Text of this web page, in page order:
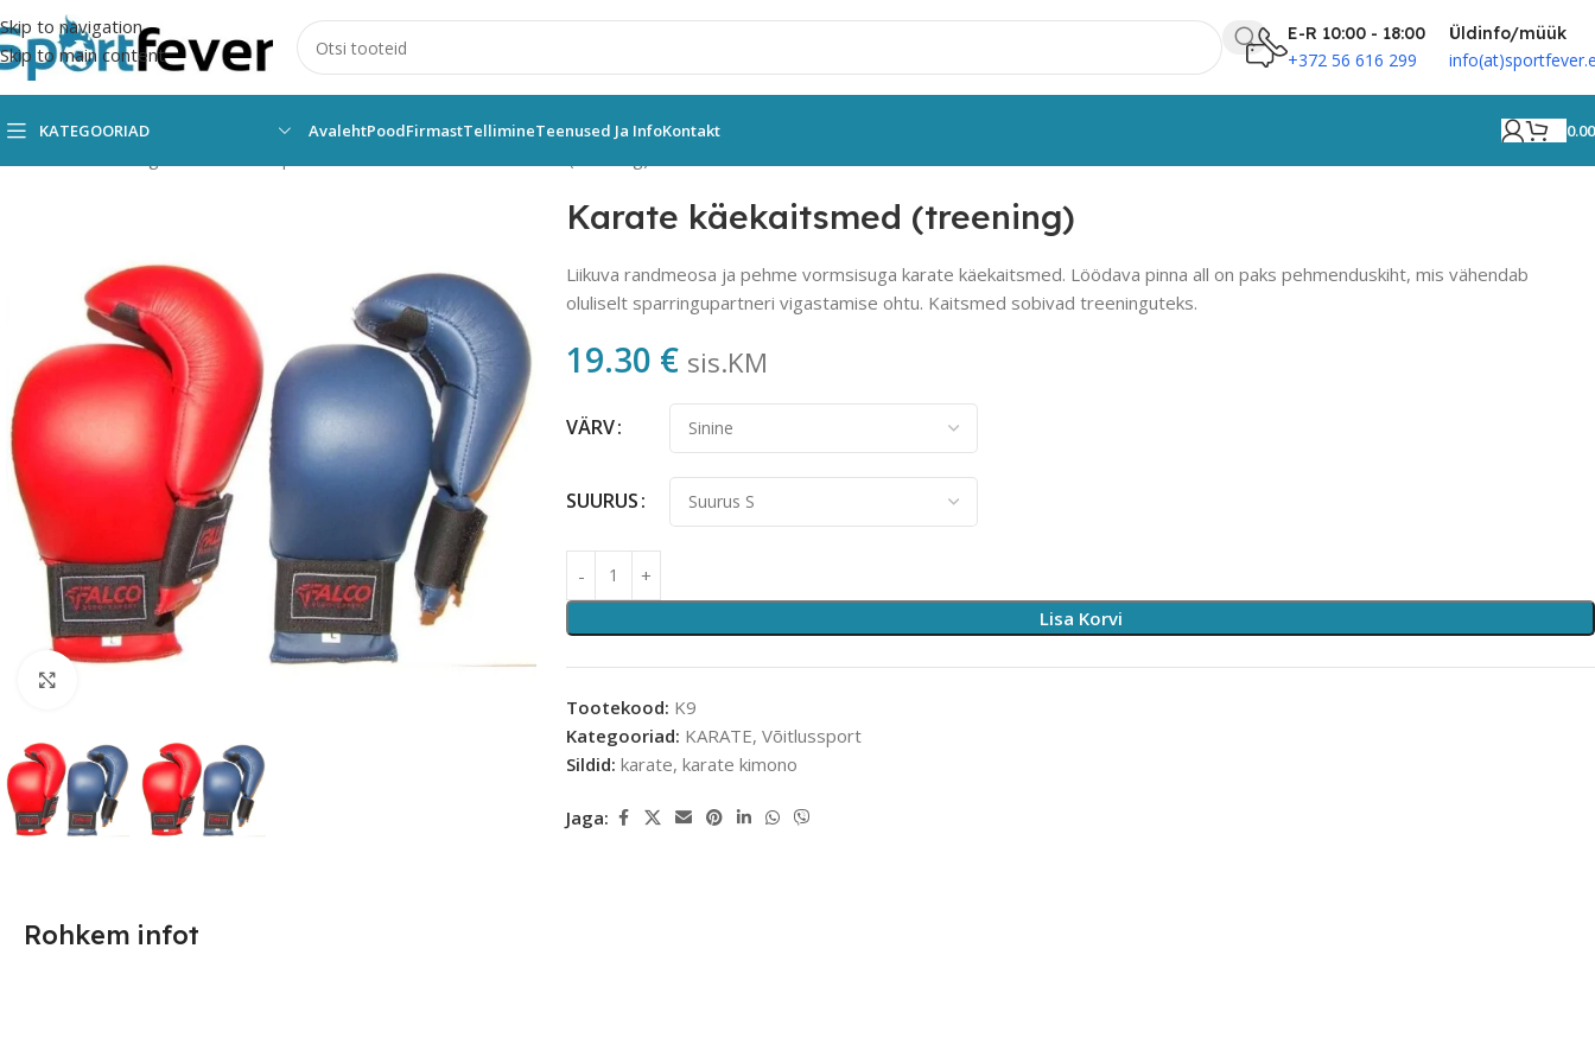
Skip to navigation
Skip to main content
E-R 10:00 - 18:00
+372 56 616 299
Üldinfo/müük
KATEGOORIAD AvalehtPoodFirmastTellimineTeenused Ja InfoKontakt
Karate käekaitsmed (treening)
Liikuva randmeosa ja pehme vormsisuga karate käekaitsmed. Löödava pinna all on paks pehmenduskiht, mis vähendab
oluliselt sparringupartneri vigastamise ohtu. Kaitsmed sobivad treeninguteks.
19.30 € sis.KM
VÄRV
SUURUS
Lisa Korvi
Tootekood: K9
Kategooriad: KARATE, Võitlussport
Sildid: karate, karate kimono
Jaga:
Rohkem infot